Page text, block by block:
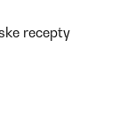
recepty